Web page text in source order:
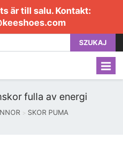
är till salu. Kontakt:
SZUKAJ
fulla av energi
SKOR PUMA